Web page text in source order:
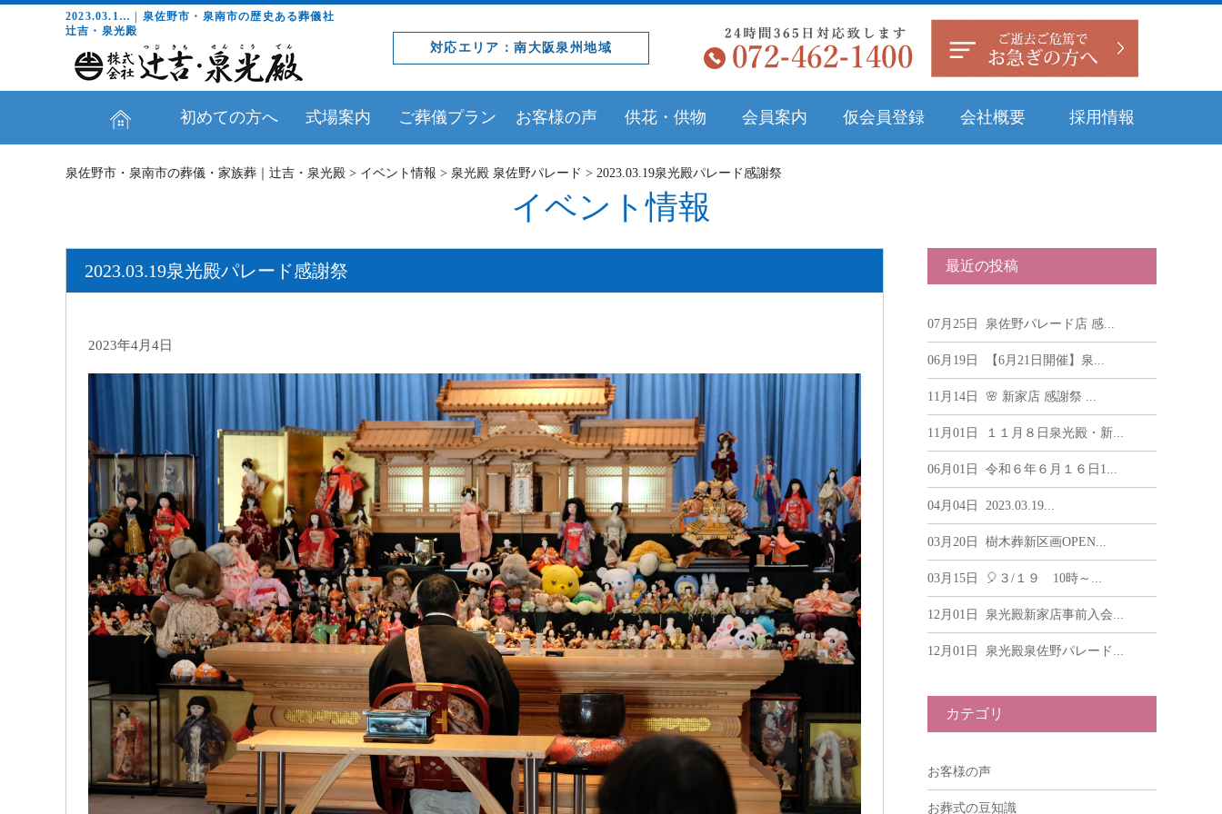
2023.03.1… | 泉佐野市・泉南市の歴史ある葬儀社
辻吉・泉光殿
対応エリア：南大阪泉州地域
初めての方へ 式場案内 ご葬儀プラン お客様の声 供花・供物 会員案内 仮会員登録 会社概要 採用情報
泉佐野市・泉南市の葬儀・家族葬｜辻吉・泉光殿 > イベント情報 > 泉光殿 泉佐野パレード > 2023.03.19泉光殿パレード感謝祭
イベント情報
2023.03.19泉光殿パレード感謝祭
2023年4月4日
最近の投稿
07月25日 泉佐野パレード店 感...
06月19日 【6月21日開催】泉...
11月14日 🌸 新家店 感謝祭 ...
11月01日 １１月８日泉光殿・新...
06月01日 令和６年６月１６日1...
04月04日 2023.03.19...
03月20日 樹木葬新区画OPEN...
03月15日 🎈３/１９ 10時～...
12月01日 泉光殿新家店事前入会...
12月01日 泉光殿泉佐野パレード...
カテゴリ
お客様の声
お葬式の豆知識